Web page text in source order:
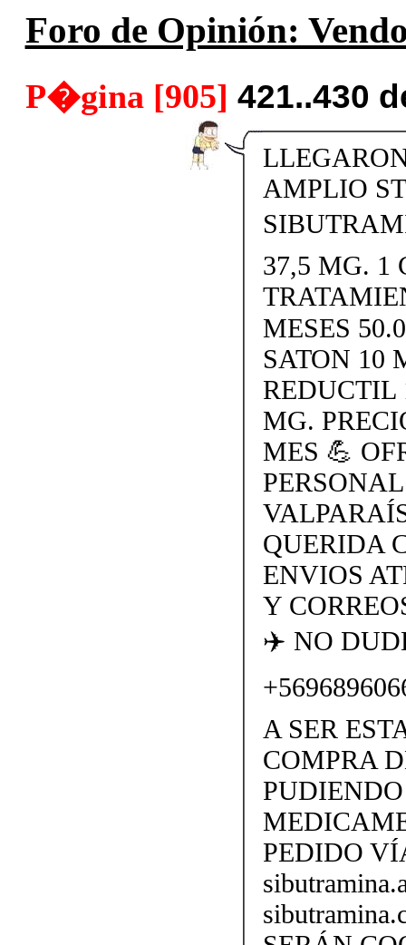
Foro de Opinión:
P�gina [905] 421..430
AMPLIO
37,5 MG. 1
MESES
SATON 10
REDUCTIL
MG.
MES 💪
QUERIDA
ENVIOS
Y
✈️ NO
A SER
COMPRA
PEDIDO